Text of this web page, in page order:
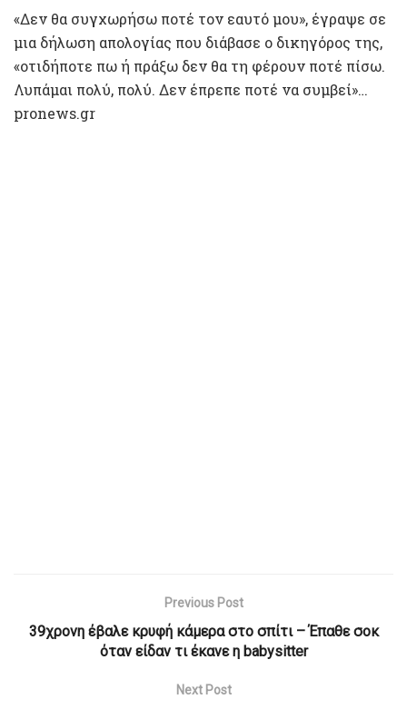
«Δεν θα συγχωρήσω ποτέ τον εαυτό μου», έγραψε σε
μια δήλωση απολογίας που διάβασε ο δικηγόρος της,
«οτιδήποτε πω ή πράξω δεν θα τη φέρουν ποτέ πίσω.
Λυπάμαι πολύ, πολύ. Δεν έπρεπε ποτέ να συμβεί»…
pronews.gr
Previous Post
39χρονη έβαλε κρυφή κάμερα στο σπίτι – Έπαθε σοκ
όταν είδαν τι έκανε η babysitter
Next Post